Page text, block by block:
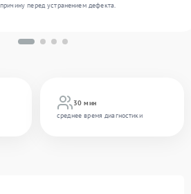
30 мин
среднее время диагностики
перед устранением дефекта.